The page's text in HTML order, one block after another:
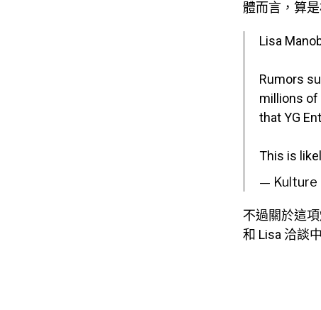
體而言，算
Lisa
Rumors
millions of
that YG
This is
— Kulture
不過關於這
和 Lisa 洽談